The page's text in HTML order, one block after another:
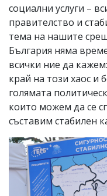
социални услуги –
правителство и
тема на нашите
България няма
всички ние да
край на този хаос и
голямата
които можем да се
съставим стабилен